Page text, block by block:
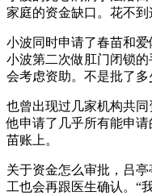
家庭的资金缺口。花不
小波同时申请了春苗和
小波第二次做肛门闭锁
会考虑资助。不是批了
也曾出现过几家机构共
他申请了几乎所有能申
苗账上。
关于资金怎么审批，吕
工也会再跟医生确认。“